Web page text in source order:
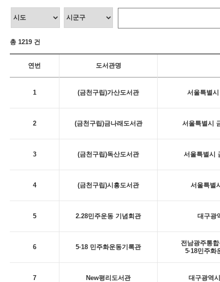
총 1219 건
연번 도서관명
1 (금천구립)가산도서관 서울특별
2 (금천구립)금나래도서관 서울특별시
3 (금천구립)독산도서관 서울특별시
4 (금천구립)시흥도서관 서울특별
5 2.28민주운동 기념회관 대구광
6 5·18 민주화운동기록관
전남광주통
5·18민주화
7 New평리도서관 대구광역